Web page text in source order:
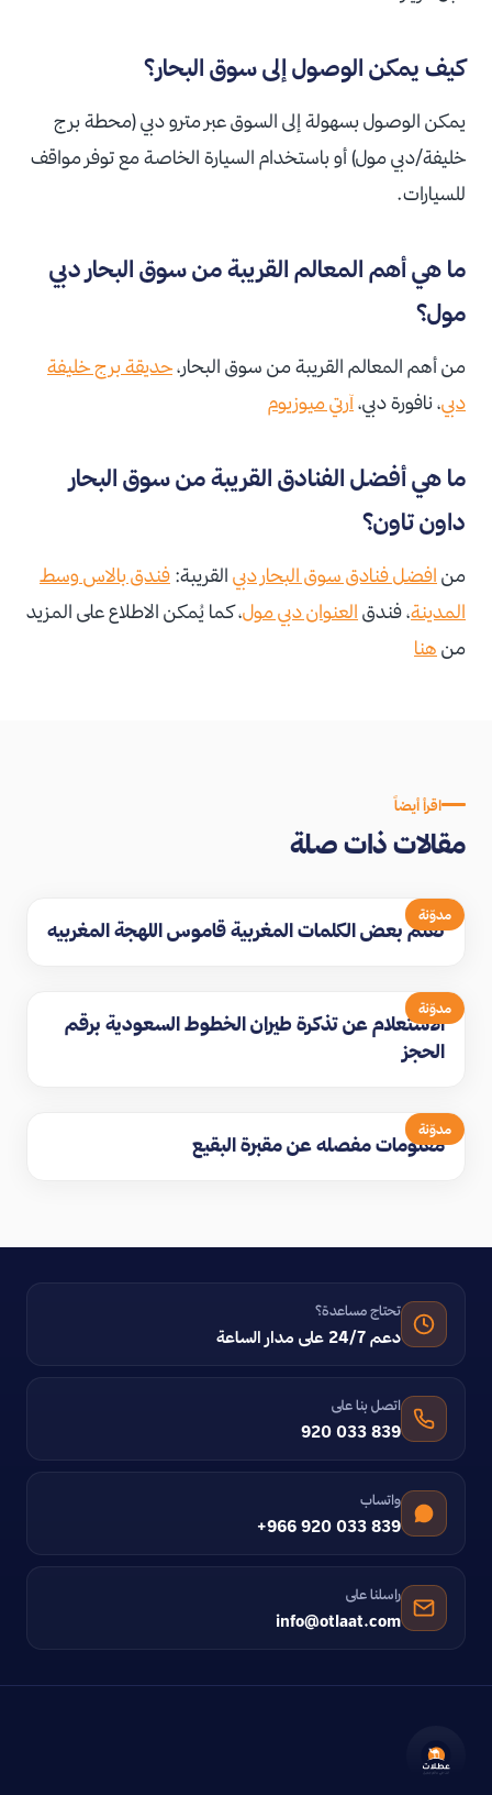
كيف يمكن الوصول إلى سوق البحار؟
يمكن الوصول بسهولة إلى السوق عبر مترو دبي (محطة برج
خليفة/دبي مول) أو باستخدام السيارة الخاصة مع توفر مواقف
للسيارات.
ما هي أهم المعالم القريبة من سوق البحار دبي
مول؟
من أهم المعالم القريبة من سوق البحار،حديقة برج خليفة
دبي، نافورة دبي،آرتي ميوزيوم
ما هي أفضل الفنادق القريبة من سوق البحار
داون تاون؟
من افضل فنادق سوق البحار دبي القريبة: فندق بالاس وسط
المدينة، فندق العنوان دبي مول، كما يُمكن الاطلاع على المزيد
من هنا
اقرأ أيضاً
مقالات ذات صلة
مدوّنة
تعلم بعض الكلمات المغربية قاموس اللهجة المغربيه
مدوّنة
الاستعلام عن تذكرة طيران الخطوط السعودية برقم
الحجز
مدوّنة
معلومات مفصله عن مقبرة البقيع
تحتاج مساعدة؟
دعم 24/7 على مدار الساعة
اتصل بنا على
920 033 839
واتساب
+966 920 033 839
راسلنا على
info@otlaat.com